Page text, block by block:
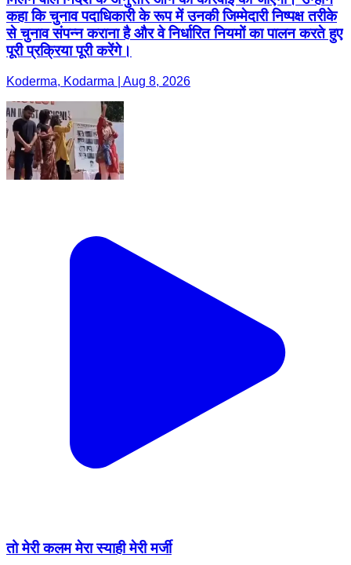
कहा कि चुनाव पदाधिकारी के रूप में उनकी जिम्मेदारी निष्पक्ष तरीके
से चुनाव संपन्न कराना है और वे निर्धारित नियमों का पालन करते हुए
पूरी प्रक्रिया पूरी करेंगे।
Koderma, Kodarma | Aug 8, 2026
तो मेरी कलम मेरा स्याही मेरी मर्जी